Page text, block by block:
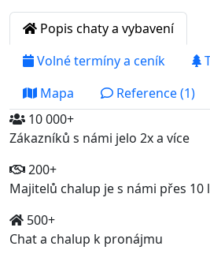
Popis chaty a vybavení
Volné termíny a ceník
Mapa
Reference (1)
10 000+
Zákazníků s námi jelo 2x a více
200+
Majitelů chalup je s námi přes 10
500+
Chat a chalup k pronájmu